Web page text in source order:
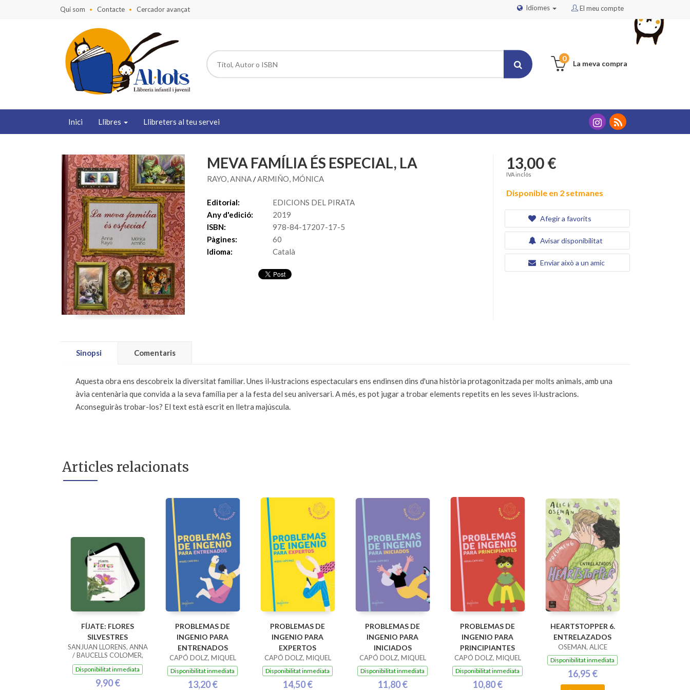
El meu compte
Idiomes
Qui som Contacte Cercador avançat
La meva compra
0
Inici Llibres Llibreters al teu servei
MEVA FAMÍLIA ÉS ESPECIAL, LA
RAYO, ANNA/ARMIÑO, MÓNICA
Editorial:
EDICIONS DEL PIRATA
Any d'edició:
2019
ISBN:
978-84-17207-17-5
Pàgines:
60
Idioma:
Català
13,00 €
IVA inclós
Disponible en 2 setmanes
Afegir a favorits
Avisar disponibilitat
Enviar això a un amic
Sinopsi Comentaris
Aquesta obra ens descobreix la diversitat familiar. Unes il·lustracions espectaculars ens endinsen dins d'una història protagonitzada per molts animals, amb una
àvia centenària que convida a la seva família per a la festa del seu aniversari. A més, es pot jugar a trobar elements repetits en les seves il·lustracions.
Aconseguiràs trobar-los? El text està escrit en lletra majúscula.
Articles relacionats
FÍJATE: FLORES
SILVESTRES
SANJUAN LLORENS, ANNA
/ BAUCELLS COLOMER,
RAMON
Disponibilitat inmediata
9,90 €
PROBLEMAS DE
INGENIO PARA
ENTRENADOS
CAPÓ DOLZ, MIQUEL
Disponibilitat inmediata
13,20 €
PROBLEMAS DE
INGENIO PARA
EXPERTOS
CAPÓ DOLZ, MIQUEL
Disponibilitat inmediata
14,50 €
PROBLEMAS DE
INGENIO PARA
INICIADOS
CAPÓ DOLZ, MIQUEL
Disponibilitat inmediata
11,80 €
PROBLEMAS DE
INGENIO PARA
PRINCIPIANTES
CAPÓ DOLZ, MIQUEL
Disponibilitat inmediata
10,80 €
HEARTSTOPPER 6.
ENTRELAZADOS
OSEMAN, ALICE
Disponibilitat inmediata
16,95 €